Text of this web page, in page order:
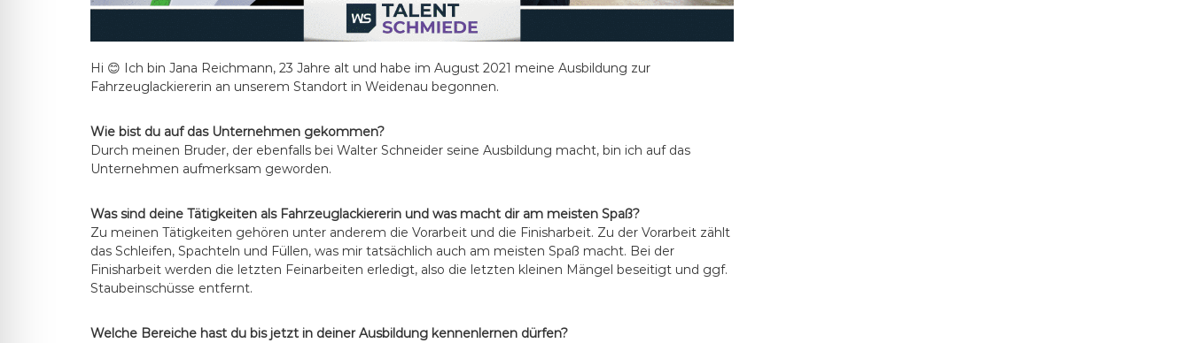
Hi 😊 Ich bin Jana Reichmann, 23 Jahre alt und habe im August 2021 meine Ausbildung zur
Fahrzeuglackiererin an unserem Standort in Weidenau begonnen.
Wie bist du auf das Unternehmen gekommen?
Durch meinen Bruder, der ebenfalls bei Walter Schneider seine Ausbildung macht, bin ich auf das
Unternehmen aufmerksam geworden.
Was sind deine Tätigkeiten als Fahrzeuglackiererin und was macht dir am meisten Spaß?
Zu meinen Tätigkeiten gehören unter anderem die Vorarbeit und die Finisharbeit. Zu der Vorarbeit zählt
das Schleifen, Spachteln und Füllen, was mir tatsächlich auch am meisten Spaß macht. Bei der
Finisharbeit werden die letzten Feinarbeiten erledigt, also die letzten kleinen Mängel beseitigt und ggf.
Staubeinschüsse entfernt.
Welche Bereiche hast du bis jetzt in deiner Ausbildung kennenlernen dürfen?